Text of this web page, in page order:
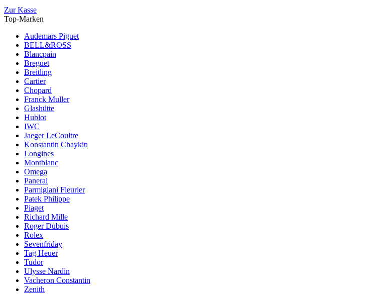
Zur Kasse
Top-Marken
Audemars Piguet
BELL&ROSS
Blancpain
Breguet
Breitling
Cartier
Chopard
Franck Muller
Glashütte
Hublot
IWC
Jaeger LeCoultre
Konstantin Chaykin
Longines
Montblanc
Omega
Panerai
Parmigiani Fleurier
Patek Philippe
Piaget
Richard Mille
Roger Dubuis
Rolex
Sevenfriday
Tag Heuer
Tudor
Ulysse Nardin
Vacheron Constantin
Zenith